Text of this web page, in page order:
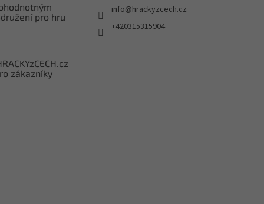
pro hru
zákazníky
info@hrackyzcech.cz
+420315315904